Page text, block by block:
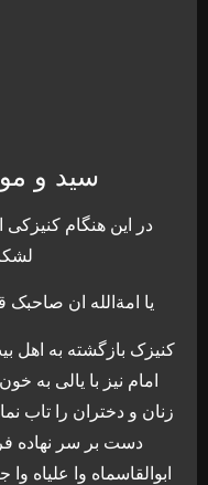
سید و
در این هنگام
یا امةالله ان
کنیزک بازگشته به
امام نیز با یالی به
زنان و دختران را تاب
دست بر سر نهاده
ابوالقاسماه وا علیاه